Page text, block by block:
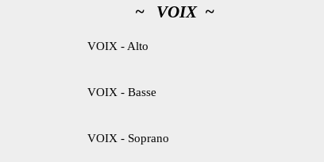
~ VOIX ~
VOIX - Alto
VOIX - Basse
VOIX - Soprano